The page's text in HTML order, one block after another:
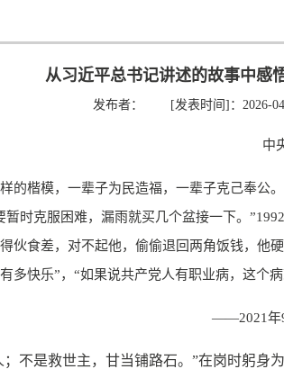
从习近平总书记讲述的故事中感
发布者： [发表时间]：2026-
中
楷模，一辈子为民造福，一辈子克己奉公
暂时克服困难，漏雨就买几个盆接一下。
伙食差，对不起他，偷偷退回两角饭钱，他
多快乐”，“如果说共产党人有职业病，这个病
——2021年9月
是救世主，甘当铺路石。”在岗时躬身